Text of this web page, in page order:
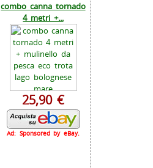
combo canna tornado
4 metri +...
25,90 €
Ad: Sponsored by eBay.